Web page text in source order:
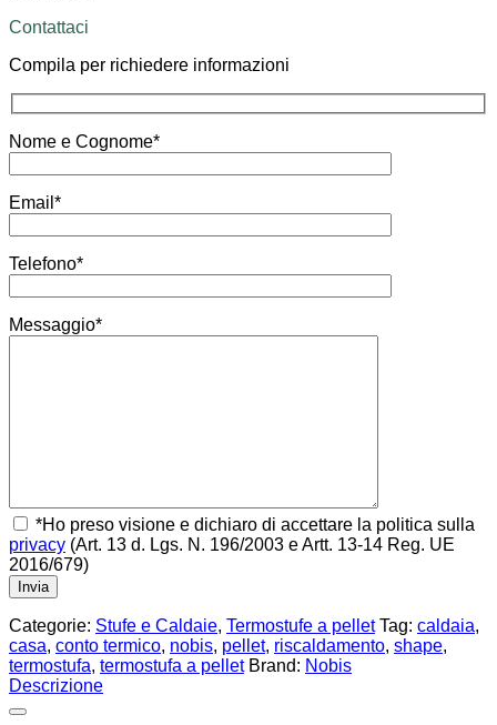
Contattaci
Compila per richiedere informazioni
Nome e Cognome*
Email*
Telefono*
Messaggio*
*Ho preso visione e dichiaro di accettare la politica sulla
privacy (Art. 13 d. Lgs. N. 196/2003 e Artt. 13-14 Reg. UE
2016/679)
Categorie: Stufe e Caldaie, Termostufe a pellet Tag: caldaia,
casa, conto termico, nobis, pellet, riscaldamento, shape,
termostufa, termostufa a pellet Brand: Nobis
Descrizione